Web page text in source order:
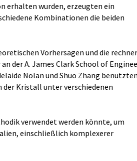
erhalten wurden, erzeugten ein
Kombinationen die beiden
Vorhersagen und die
der A. James Clark School of
Nolan und Shuo Zhang
Kristall unter verschiedenen
verwendet werden könnte, um
einschließlich komplexerer